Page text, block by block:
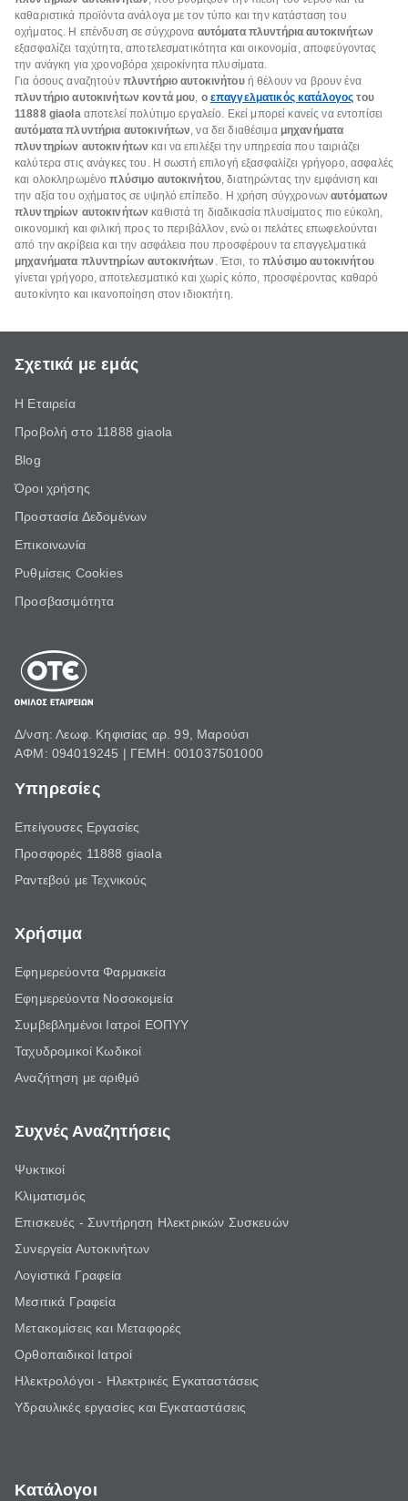
καθαριστικά προϊόντα ανάλογα με τον τύπο και την κατάσταση του
οχήματος. Η επένδυση σε σύγχρονα αυτόματα πλυντήρια αυτοκινήτων
εξασφαλίζει ταχύτητα, αποτελεσματικότητα και οικονομία, αποφεύγοντας
την ανάγκη για χρονοβόρα χειροκίνητα πλυσίματα.
Για όσους αναζητούν πλυντήριο αυτοκινήτουή θέλουν να βρουν ένα
πλυντήριο αυτοκινήτων κοντά μου, ο επαγγελματικός κατάλογος του
11888 giaolaαποτελεί πολύτιμο εργαλείο. Εκεί μπορεί κανείς να εντοπίσει
αυτόματα πλυντήρια αυτοκινήτων, να δει διαθέσιμα μηχανήματα
πλυντηρίων αυτοκινήτων και να επιλέξει την υπηρεσία που ταιριάζει
καλύτερα στις ανάγκες του. Η σωστή επιλογή εξασφαλίζει γρήγορο, ασφαλές
και ολοκληρωμένοπλύσιμο αυτοκινήτου, διατηρώντας την εμφάνιση και
την αξία του οχήματος σε υψηλό επίπεδο. Η χρήση σύγχρονωναυτόματων
πλυντηρίων αυτοκινήτων καθιστά τη διαδικασία πλυσίματος πιο εύκολη,
οικονομική και φιλική προς το περιβάλλον, ενώ οι πελάτες επωφελούνται
από την ακρίβεια και την ασφάλεια που προσφέρουν τα επαγγελματικά
μηχανήματα πλυντηρίων αυτοκινήτων . Έτσι, τοπλύσιμο αυτοκινήτου
γίνεται γρήγορο, αποτελεσματικό και χωρίς κόπο, προσφέροντας καθαρό
αυτοκίνητο και ικανοποίηση στον ιδιοκτήτη.
Σχετικά με εμάς
Η Εταιρεία
Προβολή στο 11888 giaola
Blog
Όροι χρήσης
Προστασία Δεδομένων
Επικοινωνία
Ρυθμίσεις Cookies
Προσβασιμότητα
Δ/νση: Λεωφ. Κηφισίας αρ. 99, Μαρούσι
ΑΦΜ: 094019245 | ΓΕΜΗ: 001037501000
Υπηρεσίες
Επείγουσες Εργασίες
Προσφορές 11888 giaola
Ραντεβού με Τεχνικούς
Χρήσιμα
Εφημερεύοντα Φαρμακεία
Εφημερεύοντα Νοσοκομεία
Συμβεβλημένοι Ιατροί ΕΟΠΥΥ
Ταχυδρομικοί Κωδικοί
Αναζήτηση με αριθμό
Συχνές Αναζητήσεις
Ψυκτικοί
Κλιματισμός
Επισκευές - Συντήρηση Ηλεκτρικών Συσκευών
Συνεργεία Αυτοκινήτων
Λογιστικά Γραφεία
Μεσιτικά Γραφεία
Μετακομίσεις και Μεταφορές
Ορθοπαιδικοί Ιατροί
Ηλεκτρολόγοι - Ηλεκτρικές Εγκαταστάσεις
Υδραυλικές εργασίες και Εγκαταστάσεις
Κατάλογοι